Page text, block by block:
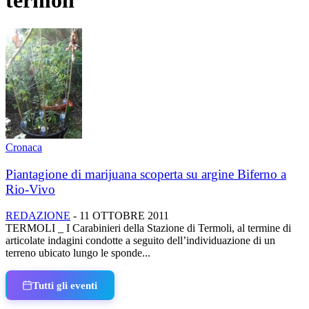
Cronaca
Piantagione di marijuana scoperta su argine Biferno a
Rio-Vivo
REDAZIONE - 11 OTTOBRE 2011
TERMOLI _ I Carabinieri della Stazione di Termoli, al termine di
articolate indagini condotte a seguito dell’individuazione di un
terreno ubicato lungo le sponde...
Tutti gli eventi